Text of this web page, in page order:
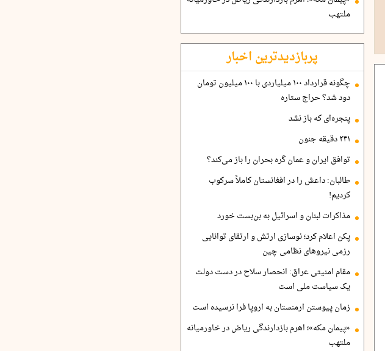
ملتهب
پربازدیدترین اخبار
چگونه قرارداد ۱۰۰ میلیاردی با ۱۰۰ میلیون تومان
دود شد؟ حراج ستاره
پنجره‌ای که باز نشد
۲۴۱ دقیقه جنون
توافق ایران و عمان گره بحران را باز می‌کند؟
طالبان: داعش را در افغانستان کاملاً سرکوب
کردیم!
مذاکرات لبنان و اسرائیل به بن‌بست خورد
پکن اعلام کرد؛ نوسازی ارتش و ارتقای توانایی
رزمی نیروهای نظامی چین
مقام امنیتی عراق: انحصار سلاح در دست دولت
یک سیاست ملی است
زمان پیوستن ارمنستان به اروپا فرا نرسیده است
«پیمان مکه»؛ اهرم بازدارندگی ریاض در خاورمیانه
ملتهب